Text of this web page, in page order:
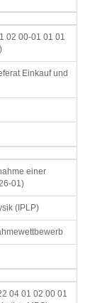
02 00-01 01 01
Einkauf und
einer
01)
(IPLP)
04 01 02 00 01